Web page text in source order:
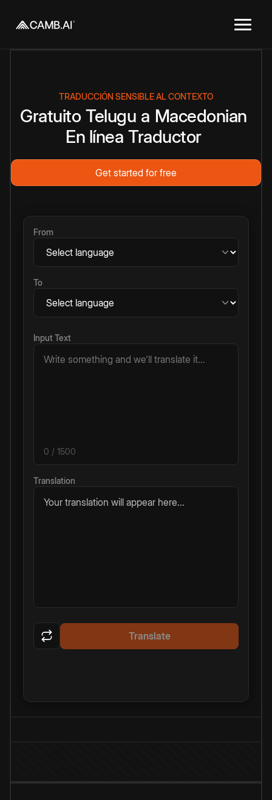
TRADUCCIÓN SENSIBLE AL CONTEXTO
Gratuito Telugu a Macedonian
En línea Traductor
Get started for free
From
To
Input Text
0 / 1500
Translation
Your translation will appear here...
Translate